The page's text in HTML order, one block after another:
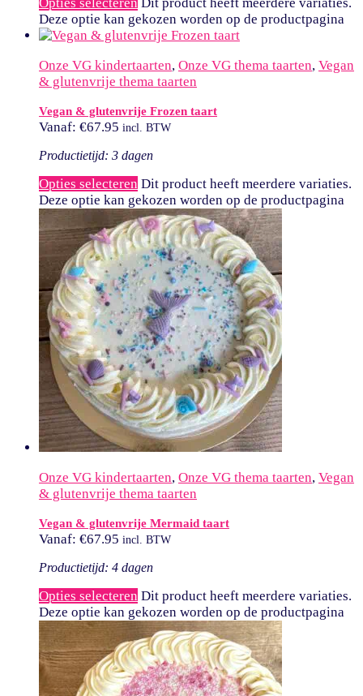
Deze optie kan gekozen worden op de productpagina
Onze VG kindertaarten, Onze VG thema taarten, Vegan
& glutenvrije thema taarten
Vegan & glutenvrije Frozen taart
Vanaf: €67.95 incl. BTW
Productietijd: 3 dagen
Opties selecteren Dit product heeft meerdere variaties.
Deze optie kan gekozen worden op de productpagina
Onze VG kindertaarten, Onze VG thema taarten, Vegan
& glutenvrije thema taarten
Vegan & glutenvrije Mermaid taart
Vanaf: €67.95 incl. BTW
Productietijd: 4 dagen
Opties selecteren Dit product heeft meerdere variaties.
Deze optie kan gekozen worden op de productpagina